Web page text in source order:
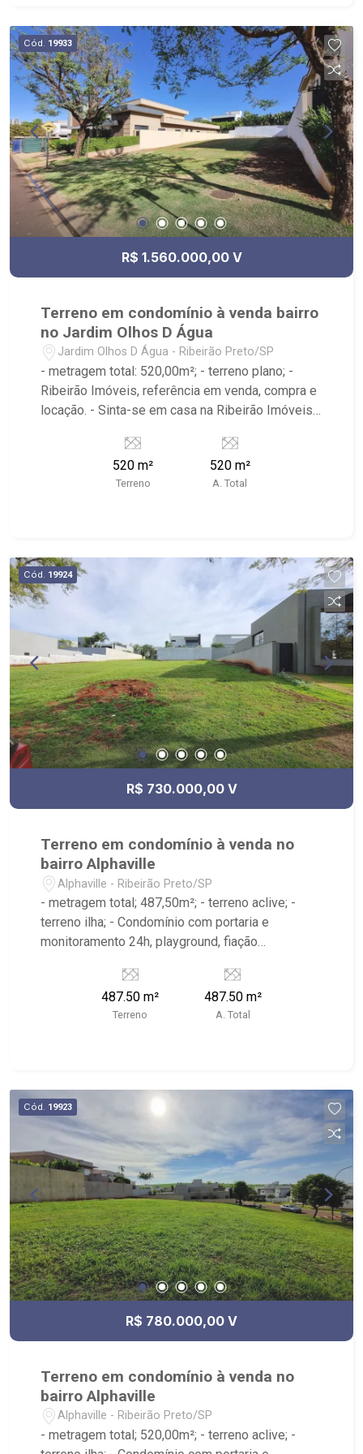
para Venda, Compra e Locação, imobiliária é
Ribeirão Imóveis - sede na Av. Professor João
Fiusa;
Cód. 19933
R$ 1.560.000,00 V
Terreno em condomínio à venda bairro
no Jardim Olhos D Água
Jardim Olhos D Água - Ribeirão Preto/SP
- metragem total: 520,00m²; - terreno plano; -
Ribeirão Imóveis, referência em venda, compra e
locação. - Sinta-se em casa na Ribeirão Imóveis,
capacitados; - processos rápidos e eficientes; -
análise criteriosa de documentação; - com foco:
Zona Sul, Zona Leste, Centro e Bonfim Paulista; -
520 m²
Terreno
520 m²
A. Total
Cód. 19924
R$ 730.000,00 V
Terreno em condomínio à venda no
bairro Alphaville
Alphaville - Ribeirão Preto/SP
- metragem total; 487,50m²; - terreno aclive; -
terreno ilha; - Condomínio com portaria e
monitoramento 24h, playground, fiação
com direito ao Club House: quadras de tênis,
beach tenis, piscina, academia e diversos outros
itens para um público seleto; - Próximo ao
locação. - Sinta-se em casa na Ribeirão Imóveis,
afinal Somos e Vivemos Ribeirão: - funcionários
capacitados; - processos rápidos e eficientes; -
análise criteriosa de documentação; - com foco:
Zona Sul, Zona Leste, Centro e Bonfim Paulista; -
para Venda, Compra e Locação, imobiliária é
Ribeirão Imóveis - sede na Av. Professor João
Fiusa;
487.50 m²
Terreno
487.50 m²
A. Total
Cód. 19923
R$ 780.000,00 V
Terreno em condomínio à venda no
bairro Alphaville
Alphaville - Ribeirão Preto/SP
- metragem total; 520,00m²; - terreno aclive; -